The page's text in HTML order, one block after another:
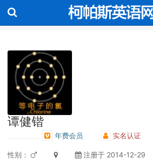
谭健锴
年费会员 实名认证
性别： 注册于 2014-12-29